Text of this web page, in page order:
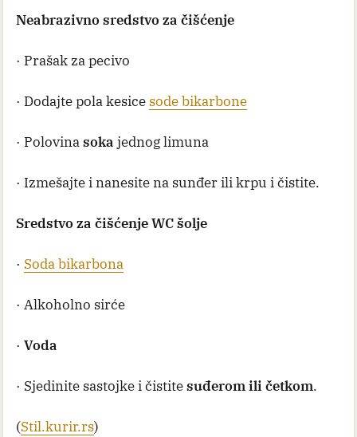
Neabrazivno sredstvo za čišćenje
· Prašak za pecivo
· Dodajte pola kesice sode bikarbone
· Polovinasoka jednog limuna
· Izmešajte i nanesite na sunđer ili krpu i čistite.
Sredstvo za čišćenje WC šolje
· Soda bikarbona
· Alkoholno sirće
· Voda
· Sjedinite sastojke i čistitesuđerom ili četkom.
(Stil.kurir.rs)